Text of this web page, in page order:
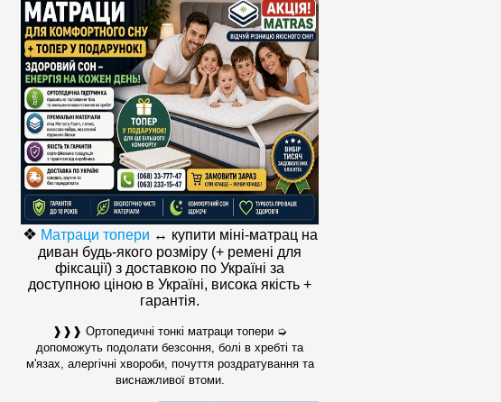
❖ Матраци топери ↔ купити міні-матрац на
диван будь-якого розміру (+ ремені для
фіксації) з доставкою по Україні за
доступною ціною в Україні, висока якість +
гарантія.
❱❱❱ Ортопедичні тонкі матраци топери ➭
допоможуть подолати безсоння, болі в хребті та
м'язах, алергічні хвороби, почуття роздратування та
виснажливої втоми.